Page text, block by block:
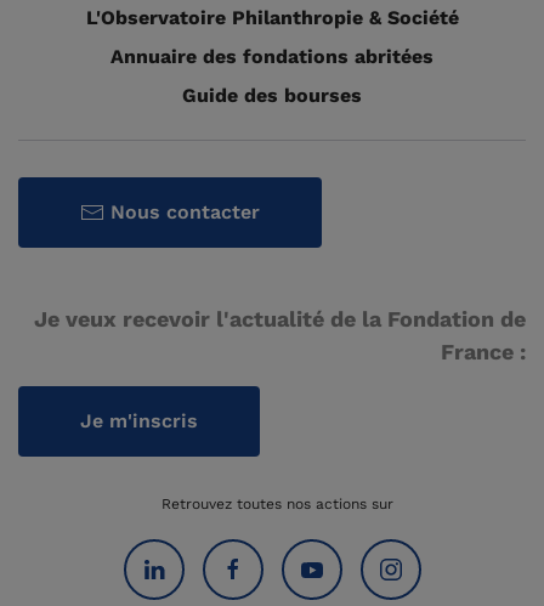
L'Observatoire Philanthropie & Société
Annuaire des fondations abritées
Guide des bourses
Nous contacter
Je veux recevoir l'actualité de la Fondation de
France :
Je m'inscris
Retrouvez toutes nos actions sur